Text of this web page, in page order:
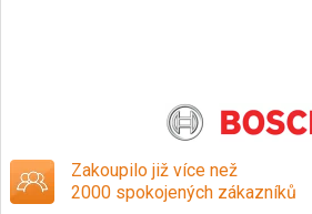
Zakoupilo již více než
2000 spokojených zákazníků